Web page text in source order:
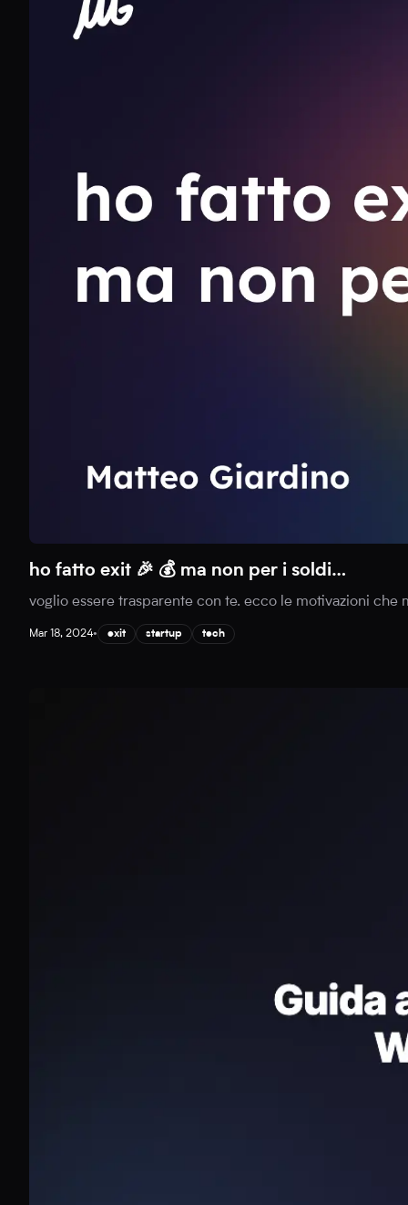
ho fatto exit 🎉 💰 ma non per i soldi…
voglio essere trasparente con te. ecco le motivazioni
Mar 18, 2024• exit startup tech